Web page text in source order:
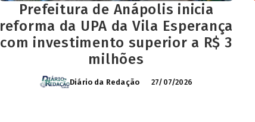
Prefeitura de Anápolis inicia
reforma da UPA da Vila Esperança
com investimento superior a R$ 3
milhões
Diário da Redação 27/07/2026